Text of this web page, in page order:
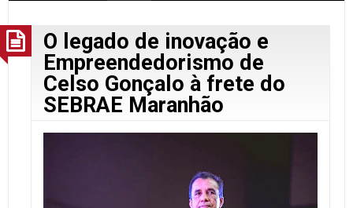
O legado de inovação e
Empreendedorismo de
Celso Gonçalo à frete do
SEBRAE Maranhão